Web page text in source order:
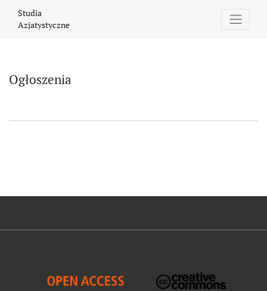
Ogłoszenia
Studia
Azjatystyczne
Ogłoszenia